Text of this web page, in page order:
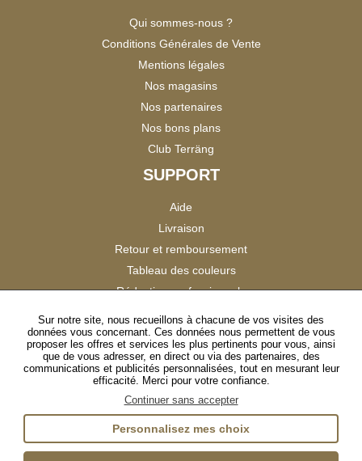
Qui sommes-nous ?
Conditions Générales de Vente
Mentions légales
Nos magasins
Nos partenaires
Nos bons plans
Club Terräng
SUPPORT
Aide
Livraison
Retour et remboursement
Tableau des couleurs
Réduction professionnels
Satisfaction Clients
SUIVEZ-NOUS
InstagramTikTokFacebookYouTubeLinkedIn
Sur notre site, nous recueillons à chacune de vos visites des
données vous concernant. Ces données nous permettent de vous
proposer les offres et services les plus pertinents pour vous, ainsi
que de vous adresser, en direct ou via des partenaires, des
communications et publicités personnalisées, tout en mesurant leur
efficacité. Merci pour votre confiance.
Continuer sans accepter
Personnalisez mes choix